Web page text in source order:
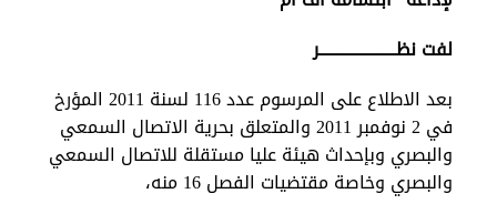
لفت نظـــــــــــــــــــــــر
بعد الاطلاع على المرسوم عدد 116 لسنة 2011 المؤرخ
في 2 نوفمبر 2011 والمتعلق بحرية الاتصال السمعي
والبصري وبإحداث هيئة عليا مستقلة للاتصال السمعي
والبصري وخاصة مقتضيات الفصل 16 منه،